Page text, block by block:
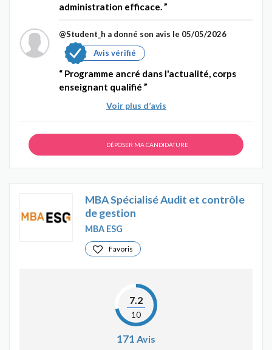
administration efficace.
@Student_h a donné son avis le 05/05/2026
Avis vérifié
Programme ancré dans l'actualité, corps
enseignant qualifié
Voir plus d’avis
DÉPOSER MA CANDIDATURE
MBA Spécialisé Audit et contrôle
de gestion
MBA ESG
Favoris
7.2
10
171 Avis